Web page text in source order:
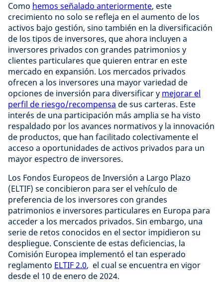
Como hemos señalado anteriormente, este
crecimiento no solo se refleja en el aumento de los
activos bajo gestión, sino también en la diversificación
de los tipos de inversores, que ahora incluyen a
inversores privados con grandes patrimonios y
clientes particulares que quieren entrar en este
mercado en expansión. Los mercados privados
ofrecen a los inversores una mayor variedad de
opciones de inversión para diversificar y mejorar el
perfil de riesgo/recompensa de sus carteras. Este
interés de una participación más amplia se ha visto
respaldado por los avances normativos y la innovación
de productos, que han facilitado colectivamente el
acceso a oportunidades de activos privados para un
mayor espectro de inversores.
Los Fondos Europeos de Inversión a Largo Plazo
(ELTIF) se concibieron para ser el vehículo de
preferencia de los inversores con grandes
patrimonios e inversores particulares en Europa para
acceder a los mercados privados. Sin embargo, una
serie de retos conocidos en el sector impidieron su
despliegue. Consciente de estas deficiencias, la
Comisión Europea implementó el tan esperado
reglamento ELTIF 2.0, el cual se encuentra en vigor
desde el 10 de enero de 2024.